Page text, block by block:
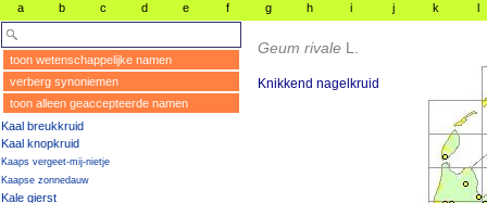
a b c d e f g h i j k l
toon wetenschappelijke namen
verberg synoniemen
toon alleen geaccepteerde namen
Kaal breukkruid
Kaal knopkruid
Kaaps vergeet-mij-nietje
Kaapse zonnedauw
Kale gierst
Geum rivale L.
Knikkend nagelkruid